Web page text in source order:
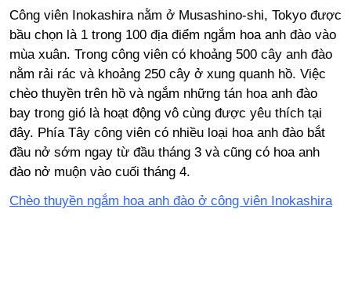
Công viên Inokashira nằm ở Musashino-shi, Tokyo được
bầu chọn là 1 trong 100 địa điểm ngắm hoa anh đào vào
mùa xuân. Trong công viên có khoảng 500 cây anh đào
nằm rải rác và khoảng 250 cây ở xung quanh hồ. Việc
chèo thuyền trên hồ và ngắm những tán hoa anh đào
bay trong gió là hoạt động vô cùng được yêu thích tại
đây. Phía Tây công viên có nhiều loại hoa anh đào bắt
đầu nở sớm ngay từ đầu tháng 3 và cũng có hoa anh
đào nở muộn vào cuối tháng 4.
Chèo thuyền ngắm hoa anh đào ở công viên Inokashira